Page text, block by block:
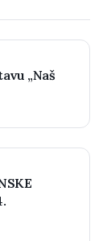
„Naš